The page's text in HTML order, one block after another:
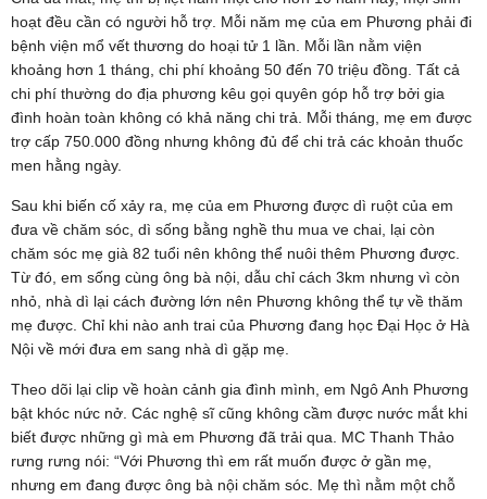
hoạt đều cần có người hỗ trợ. Mỗi năm mẹ của em Phương phải đi
bệnh viện mổ vết thương do hoại tử 1 lần. Mỗi lần nằm viện
khoảng hơn 1 tháng, chi phí khoảng 50 đến 70 triệu đồng. Tất cả
chi phí thường do địa phương kêu gọi quyên góp hỗ trợ bởi gia
đình hoàn toàn không có khả năng chi trả. Mỗi tháng, mẹ em được
trợ cấp 750.000 đồng nhưng không đủ để chi trả các khoản thuốc
men hằng ngày.
Sau khi biến cố xảy ra, mẹ của em Phương được dì ruột của em
đưa về chăm sóc, dì sống bằng nghề thu mua ve chai, lại còn
chăm sóc mẹ già 82 tuổi nên không thể nuôi thêm Phương được.
Từ đó, em sống cùng ông bà nội, dẫu chỉ cách 3km nhưng vì còn
nhỏ, nhà dì lại cách đường lớn nên Phương không thể tự về thăm
mẹ được. Chỉ khi nào anh trai của Phương đang học Đại Học ở Hà
Nội về mới đưa em sang nhà dì gặp mẹ.
Theo dõi lại clip về hoàn cảnh gia đình mình, em Ngô Anh Phương
bật khóc nức nở. Các nghệ sĩ cũng không cầm được nước mắt khi
biết được những gì mà em Phương đã trải qua. MC Thanh Thảo
rưng rưng nói: “Với Phương thì em rất muốn được ở gần mẹ,
nhưng em đang được ông bà nội chăm sóc. Mẹ thì nằm một chỗ